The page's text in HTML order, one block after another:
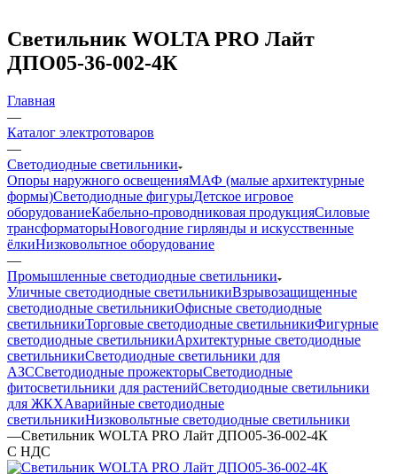
Светильник WOLTA PRO Лайт
ДПО05-36-002-4К
Главная
—
Каталог электротоваров
—
Светодиодные светильники
Опоры наружного освещенияМАФ (малые архитектурные
формы)Светодиодные фигурыДетское игровое
оборудованиеКабельно-проводниковая продукцияСиловые
трансформаторыНовогодние гирлянды и искусственные
ёлкиНизковольтное оборудование
—
Промышленные светодиодные светильники
Уличные светодиодные светильникиВзрывозащищенные
светодиодные светильникиОфисные светодиодные
светильникиТорговые светодиодные светильникиФигурные
светодиодные светильникиАрхитектурные светодиодные
светильникиСветодиодные светильники для
АЗССветодиодные прожекторыСветодиодные
фитосветильники для растенийСветодиодные светильники
для ЖКХАварийные светодиодные
светильникиНизковольтные светодиодные светильники
—Светильник WOLTA PRO Лайт ДПО05-36-002-4К
С НДС